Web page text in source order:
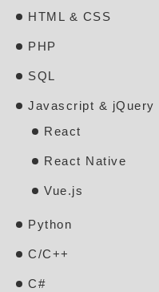
HTML & CSS
PHP
SQL
Javascript & jQuery
React
React Native
Vue.js
Python
C/C++
C#